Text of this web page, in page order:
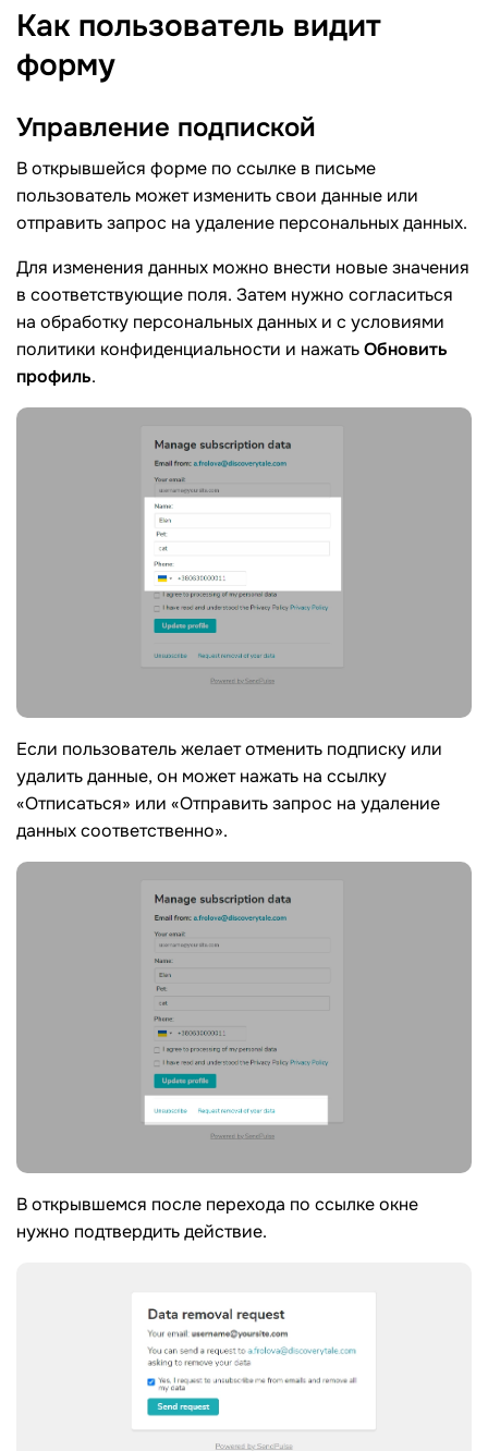
Как пользователь видит
форму
Управление подпиской
В открывшейся форме по ссылке в письме
пользователь может изменить свои данные или
отправить запрос на удаление персональных данных.
Для изменения данных можно внести новые значения
в соответствующие поля. Затем нужно согласиться
на обработку персональных данных и с условиями
политики конфиденциальности и нажатьОбновить
профиль.
Если пользователь желает отменить подписку или
удалить данные, он может нажать на ссылку
«Отписаться» или «Отправить запрос на удаление
данных соответственно».
В открывшемся после перехода по ссылке окне
нужно подтвердить действие.